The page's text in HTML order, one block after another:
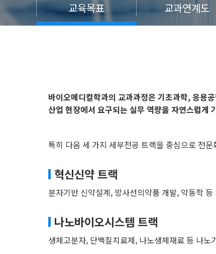
교육목표 교과연계도
바이오메디컬학과의 교과과정은 기초과학, 응용
산업 현장에서 요구되는 실무 역량을 자연스럽게
특히 다음 세 가지 세부전공 트랙을 중심으로 전
혁신신약 트랙
분자기반 신약설계, 방사선의약품 개발, 약동학
나노바이오시스템 트랙
생체고분자, 단백질치료제, 나노생체재료 등 나